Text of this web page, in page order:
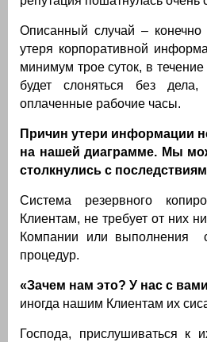
Описанный случай –
утеря корпоративной
минимум трое суток, в
будет слоняться без дела,
оплаченные рабочие часы.
Причин утери информации
на нашей диаграмме. Мы
столкнулись с
Система резервного
Клиентам, не требует от них
Компании или выполнения
процедур.
«Зачем нам это? У нас с
иногда нашим Клиентам их
Господа, прислушиваться к